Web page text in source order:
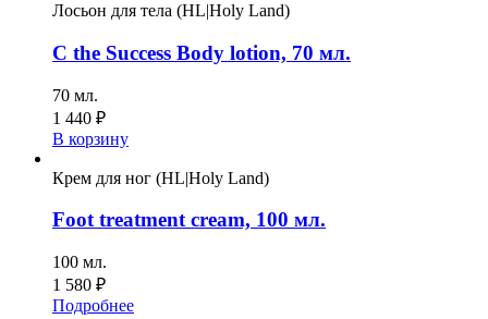
Лосьон для тела (HL|Holy Land)
C the Success Body lotion, 70 мл.
70 мл.
1 440 ₽
В корзину
Крем для ног (HL|Holy Land)
Foot treatment cream, 100 мл.
100 мл.
1 580 ₽
Подробнее